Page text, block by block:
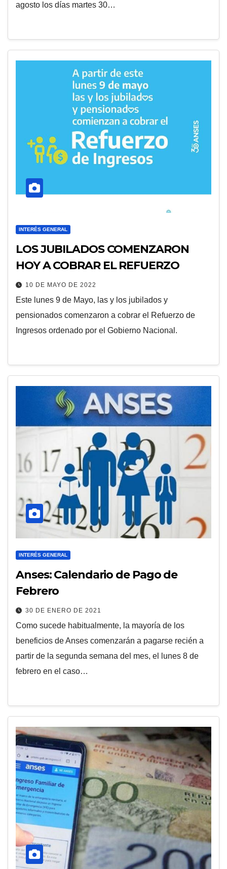
agosto los días martes 30…
INTERÉS GENERAL
LOS JUBILADOS COMENZARON
HOY A COBRAR EL REFUERZO
10 DE MAYO DE 2022
Este lunes 9 de Mayo, las y los jubilados y
pensionados comenzaron a cobrar el Refuerzo de
Ingresos ordenado por el Gobierno Nacional.
INTERÉS GENERAL
Anses: Calendario de Pago de
Febrero
30 DE ENERO DE 2021
Como sucede habitualmente, la mayoría de los
beneficios de Anses comenzarán a pagarse recién a
partir de la segunda semana del mes, el lunes 8 de
febrero en el caso…